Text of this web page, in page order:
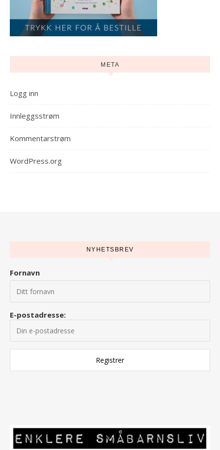
META
Logg inn
Innleggsstrøm
Kommentarstrøm
WordPress.org
NYHETSBREV
Fornavn
E-postadresse: